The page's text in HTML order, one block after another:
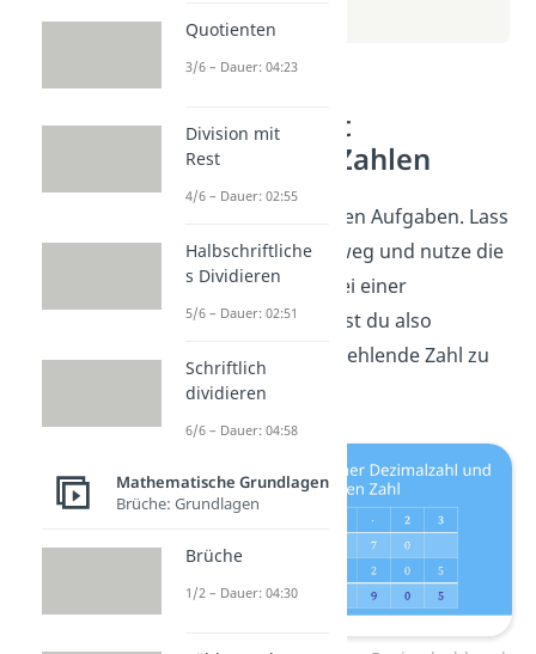
0,036.
Übungen mit
natürlichen Zahlen
Rechne die folgenden Aufgaben. Lass
dafür das Komma weg und nutze die
Umkehraufgabe
. Bei einer
Multiplikation kannst du also
dividieren
, um die fehlende Zahl zu
finden.
Quotienten
3/6 – Dauer: 04:23
Division mit
Rest
4/6 – Dauer: 02:55
Halbschriftliche
s Dividieren
5/6 – Dauer: 02:51
Schriftlich
dividieren
6/6 – Dauer: 04:58
Mathematische Grundlagen
Brüche: Grundlagen
Brüche
1/2 – Dauer: 04:30